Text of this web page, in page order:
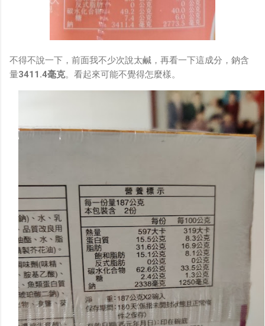
不得不說一下，前面我不少次說太鹹，再看一下這成分，鈉含
量3411.4毫克。看起來可能不覺得怎麼樣。